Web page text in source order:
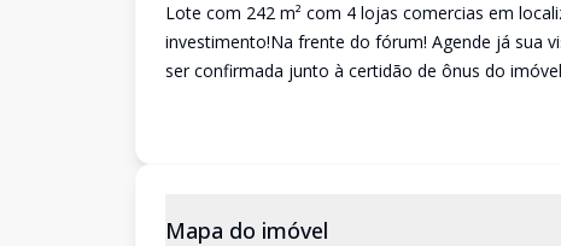
Lote com 242 m² com 4 lojas comercias em
investimento!Na frente do fórum! Agende já sua
ser confirmada junto à certidão de ônus do
Mapa do imóvel